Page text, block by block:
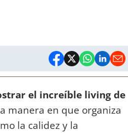
el increíble living de
manera en que organiza
la calidez y la